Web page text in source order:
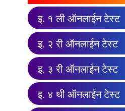
इ. १ ली ऑनलाईन टेस्ट
इ. २ री ऑनलाईन टेस्ट
इ. ३ री ऑनलाईन टेस्ट
इ. ४ थी ऑनलाईन टेस्ट